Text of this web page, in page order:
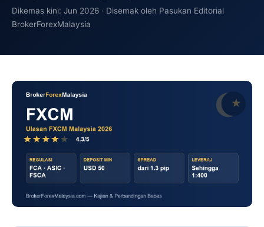
Dikemas kini: Jun 2026 · Disemak oleh Pasukan Editorial
BrokerForexMalaysia